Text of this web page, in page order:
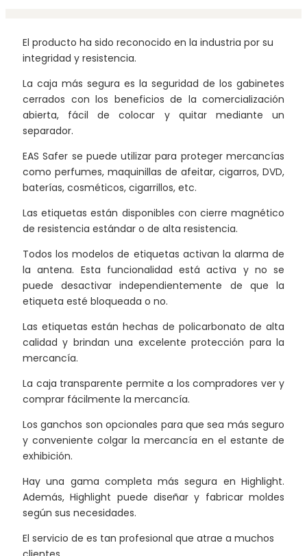
El producto ha sido reconocido en la industria por su
integridad y resistencia.
La caja más segura es la seguridad de los gabinetes
cerrados con los beneficios de la comercialización
abierta, fácil de colocar y quitar mediante un
separador.
EAS Safer se puede utilizar para proteger mercancías
como perfumes, maquinillas de afeitar, cigarros, DVD,
baterías, cosméticos, cigarrillos, etc.
Las etiquetas están disponibles con cierre magnético
de resistencia estándar o de alta resistencia.
Todos los modelos de etiquetas activan la alarma de
la antena. Esta funcionalidad está activa y no se
puede desactivar independientemente de que la
etiqueta esté bloqueada o no.
Las etiquetas están hechas de policarbonato de alta
calidad y brindan una excelente protección para la
mercancía.
La caja transparente permite a los compradores ver y
comprar fácilmente la mercancía.
Los ganchos son opcionales para que sea más seguro
y conveniente colgar la mercancía en el estante de
exhibición.
Hay una gama completa más segura en Highlight.
Además, Highlight puede diseñar y fabricar moldes
según sus necesidades.
El servicio de es tan profesional que atrae a muchos